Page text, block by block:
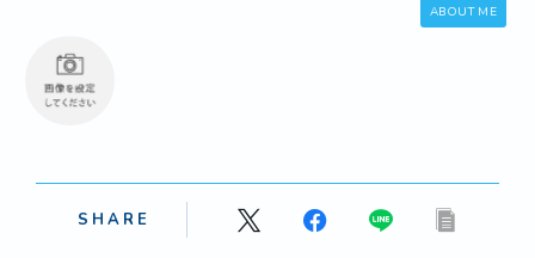
ABOUT ME
SHARE